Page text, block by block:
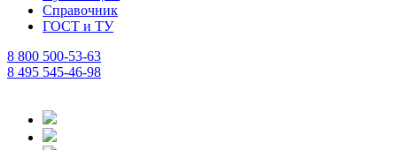
Справочник
ГОСТ и ТУ
8 800 500-53-63
8 495 545-46-98